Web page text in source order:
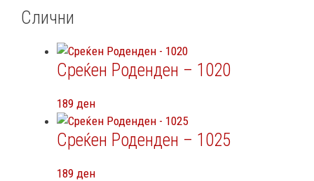
Слични
Среќен Роденден – 1020
189 ден
Среќен Роденден – 1025
189 ден